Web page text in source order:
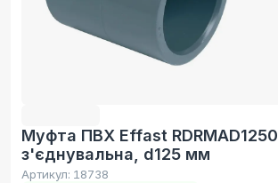
Муфта ПВХ Effast RDRMAD1250
з'єднувальна, d125 мм
Артикул: 18738